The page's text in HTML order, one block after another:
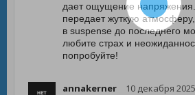
дает ощущение
передает жуткую
в suspense до последнего
любите страх и
попробуйте!
annakerner 10 декабря